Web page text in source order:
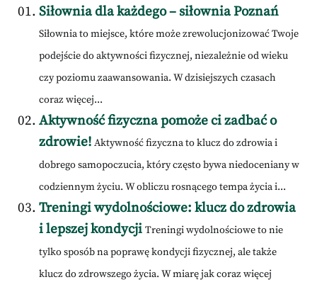
Siłownia dla każdego – siłownia Poznań
Siłownia to miejsce, które może zrewolucjonizować Twoje
podejście do aktywności fizycznej, niezależnie od wieku
czy poziomu zaawansowania. W dzisiejszych czasach
coraz więcej...
Aktywność fizyczna pomoże ci zadbać o
zdrowie! Aktywność fizyczna to klucz do zdrowia i
dobrego samopoczucia, który często bywa niedoceniany w
codziennym życiu. W obliczu rosnącego tempa życia i...
Treningi wydolnościowe: klucz do zdrowia
i lepszej kondycji Treningi wydolnościowe to nie
tylko sposób na poprawę kondycji fizycznej, ale także
klucz do zdrowszego życia. W miarę jak coraz więcej